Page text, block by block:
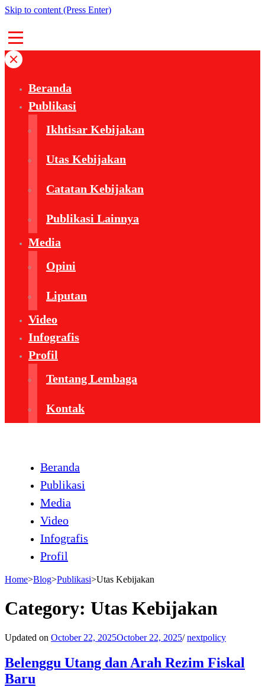
Skip to content (Press Enter)
Beranda
Publikasi
Ikhtisar Kebijakan
Utas Kebijakan
Catatan Kebijakan
Publikasi Lainnya
Media
Opini
Liputan
Video
Infografis
Profil
Tentang Lembaga
Kontak
Beranda
Publikasi
Media
Video
Infografis
Profil
Home>Blog>Publikasi>Utas Kebijakan
Category: Utas Kebijakan
Updated on October 22, 2025October 22, 2025/ nextpolicy
Belenggu Utang dan Arah Rezim Fiskal
Baru